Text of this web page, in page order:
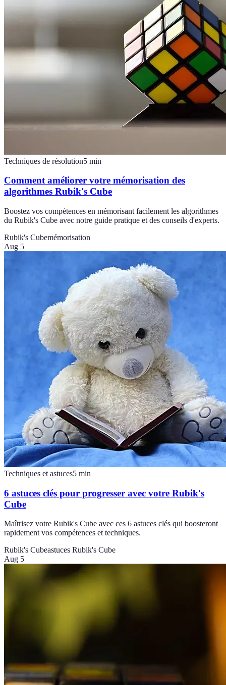
Techniques de résolution5 min
Comment améliorer votre mémorisation des
algorithmes Rubik's Cube
Boostez vos compétences en mémorisant facilement les algorithmes
du Rubik's Cube avec notre guide pratique et des conseils d'experts.
Rubik's Cubemémorisation
Aug 5
Techniques et astuces5 min
6 astuces clés pour progresser avec votre Rubik's
Cube
Maîtrisez votre Rubik's Cube avec ces 6 astuces clés qui boosteront
rapidement vos compétences et techniques.
Rubik's Cubeastuces Rubik's Cube
Aug 5